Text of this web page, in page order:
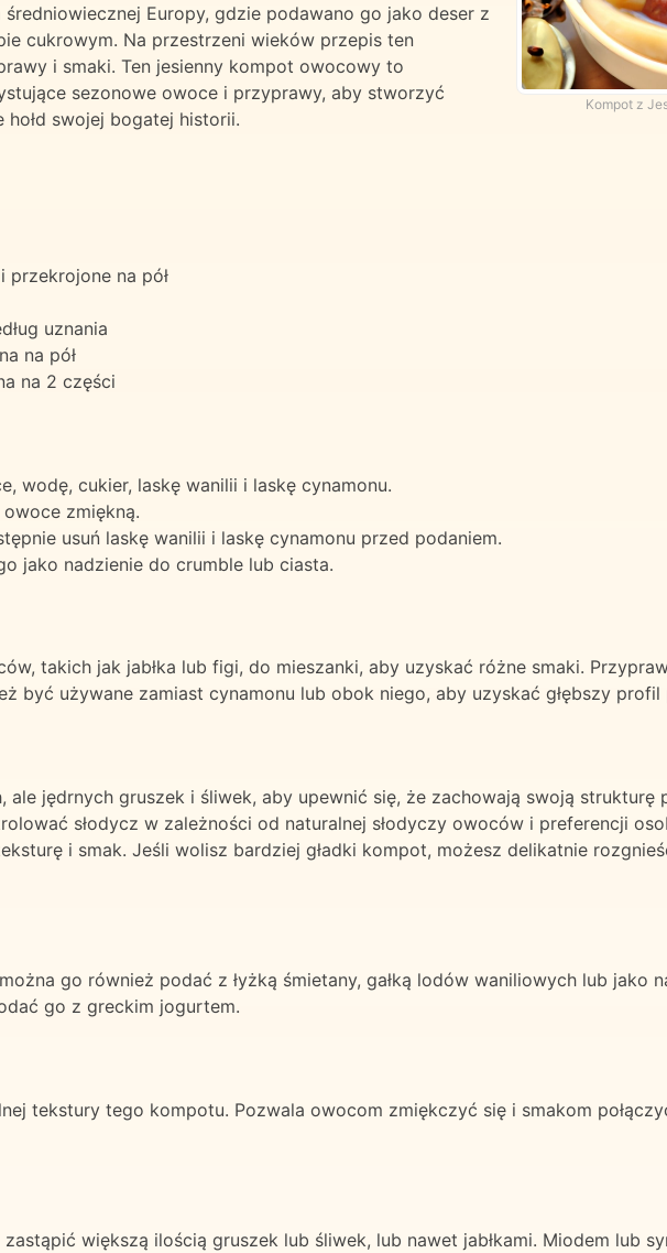
Kompot z
Europy, gdzie podawano go jako deser z
cukrowym. Na przestrzeni wieków przepis ten
i smaki. Ten jesienny kompot owocowy to
sezonowe owoce i przyprawy, aby stworzyć
swojej bogatej historii.
przekrojone na pół
uznania
na pół
na 2 części
wodę, cukier, laskę wanilii i laskę cynamonu.
zmiękną.
usuń laskę wanilii i laskę cynamonu przed podaniem.
jako nadzienie do crumble lub ciasta.
takich jak jabłka lub figi, do mieszanki, aby uzyskać różne smaki.
być używane zamiast cynamonu lub obok niego, aby uzyskać głębszy profil
ale jędrnych gruszek i śliwek, aby upewnić się, że zachowają swoją strukturę
słodycz w zależności od naturalnej słodyczy owoców i preferencji
i smak. Jeśli wolisz bardziej gładki kompot, możesz delikatnie
go również podać z łyżką śmietany, gałką lodów waniliowych lub jako
go z greckim jogurtem.
tekstury tego kompotu. Pozwala owocom zmiękczyć się i smakom
większą ilością gruszek lub śliwek, lub nawet jabłkami. Miodem lub